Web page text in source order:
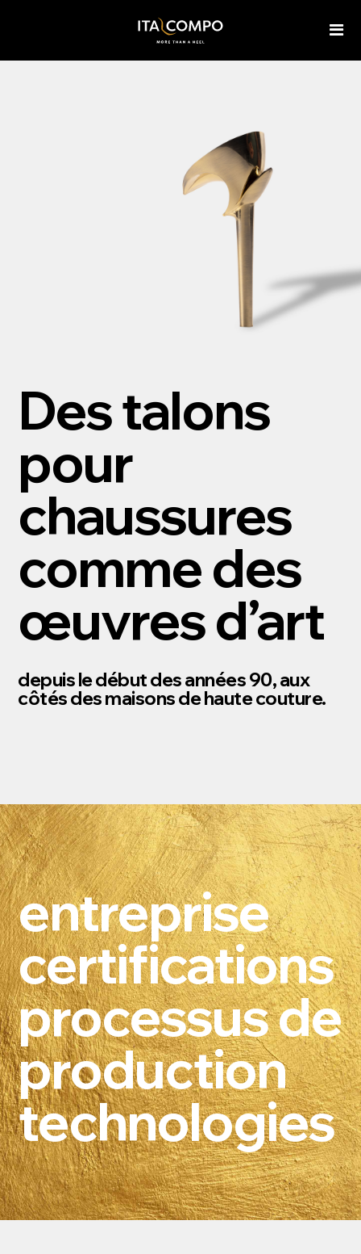
Des talons
pour
chaussures
comme des
œuvres d’art
depuis le début des années 90, aux
côtés des maisons de haute couture.
entreprise
certifications
processus de
production
technologies